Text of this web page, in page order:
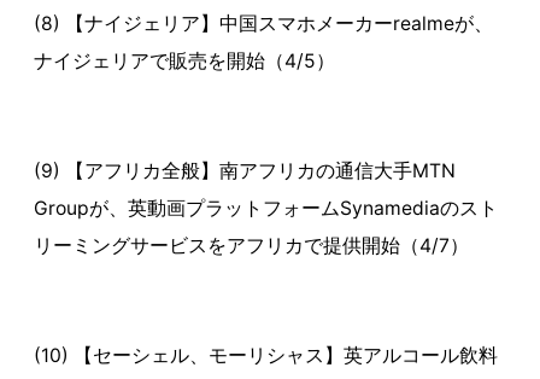
(8) 【ナイジェリア】中国スマホメーカーrealmeが、
ナイジェリアで販売を開始（4/5）
(9) 【アフリカ全般】南アフリカの通信大手MTN
Groupが、英動画プラットフォームSynamediaのスト
リーミングサービスをアフリカで提供開始（4/7）
(10) 【セーシェル、モーリシャス】英アルコール飲料